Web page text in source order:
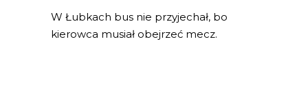
W Łubkach bus nie przyjechał, bo
kierowca musiał obejrzeć mecz.